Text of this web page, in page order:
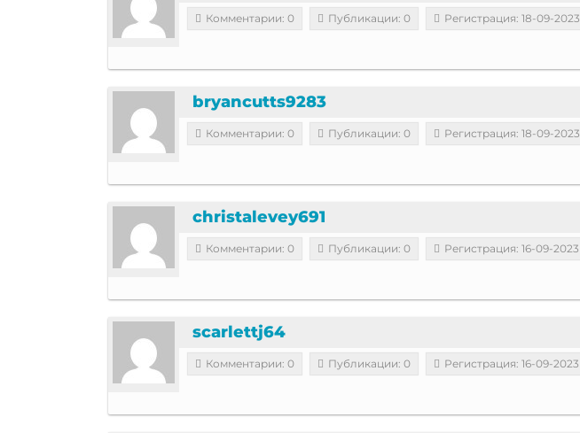
Комментарии: 0 Публикации: 0 Регистрация: 18-09-2023
bryancutts9283
Комментарии: 0 Публикации: 0 Регистрация: 18-09-2023
christalevey691
Комментарии: 0 Публикации: 0 Регистрация: 16-09-2023
scarlettj64
Комментарии: 0 Публикации: 0 Регистрация: 16-09-2023